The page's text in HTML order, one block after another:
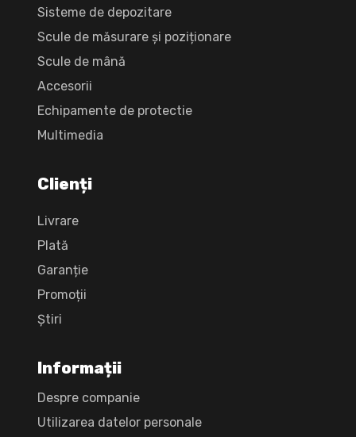
Sisteme de depozitare
Scule de măsurare și poziționare
Scule de mână
Accesorii
Echipamente de protectie
Multimedia
Clienți
Livrare
Plată
Garanție
Promoții
Știri
Informații
Despre companie
Utilizarea datelor personale